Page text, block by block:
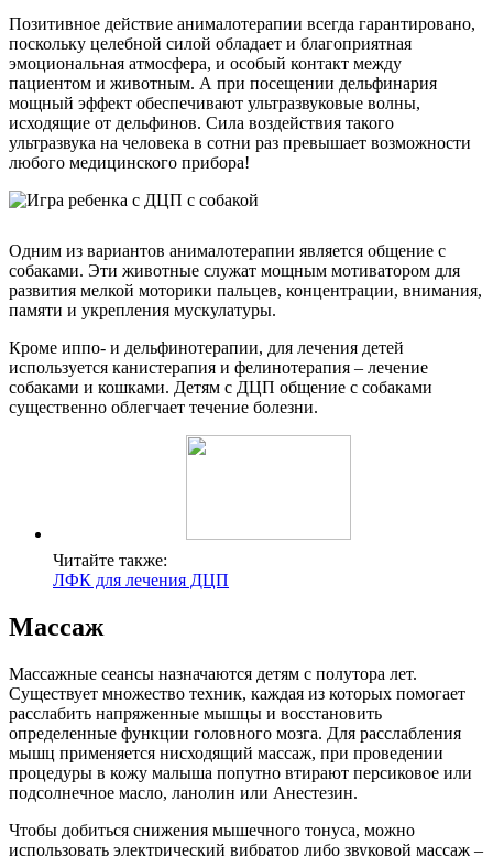
Позитивное действие анималотерапии всегда гарантировано,
поскольку целебной силой обладает и благоприятная
эмоциональная атмосфера, и особый контакт между
пациентом и животным. А при посещении дельфинария
мощный эффект обеспечивают ультразвуковые волны,
исходящие от дельфинов. Сила воздействия такого
ультразвука на человека в сотни раз превышает возможности
любого медицинского прибора!
Одним из вариантов анималотерапии является общение с
собаками. Эти животные служат мощным мотиватором для
развития мелкой моторики пальцев, концентрации, внимания,
памяти и укрепления мускулатуры.
Кроме иппо- и дельфинотерапии, для лечения детей
используется канистерапия и фелинотерапия – лечение
собаками и кошками. Детям с ДЦП общение с собаками
существенно облегчает течение болезни.
Читайте также:
ЛФК для лечения ДЦП
Массаж
Массажные сеансы назначаются детям с полутора лет.
Существует множество техник, каждая из которых помогает
расслабить напряженные мышцы и восстановить
определенные функции головного мозга. Для расслабления
мышц применяется нисходящий массаж, при проведении
процедуры в кожу малыша попутно втирают персиковое или
подсолнечное масло, ланолин или Анестезин.
Чтобы добиться снижения мышечного тонуса, можно
использовать электрический вибратор либо звуковой массаж –